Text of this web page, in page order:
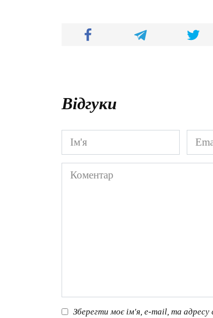
Відгуки
Ім'я
*
Email
*
Коментар
Зберегти моє ім'я, e-mail, та адресу